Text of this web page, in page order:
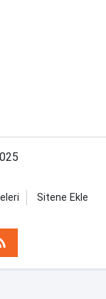
Sitene Ekle